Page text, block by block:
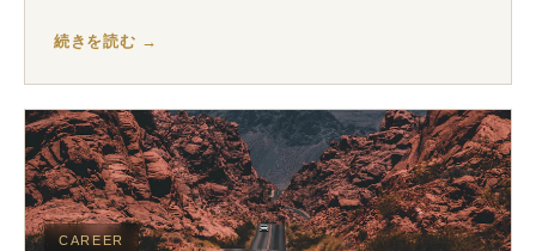
続きを読む →
CAREER